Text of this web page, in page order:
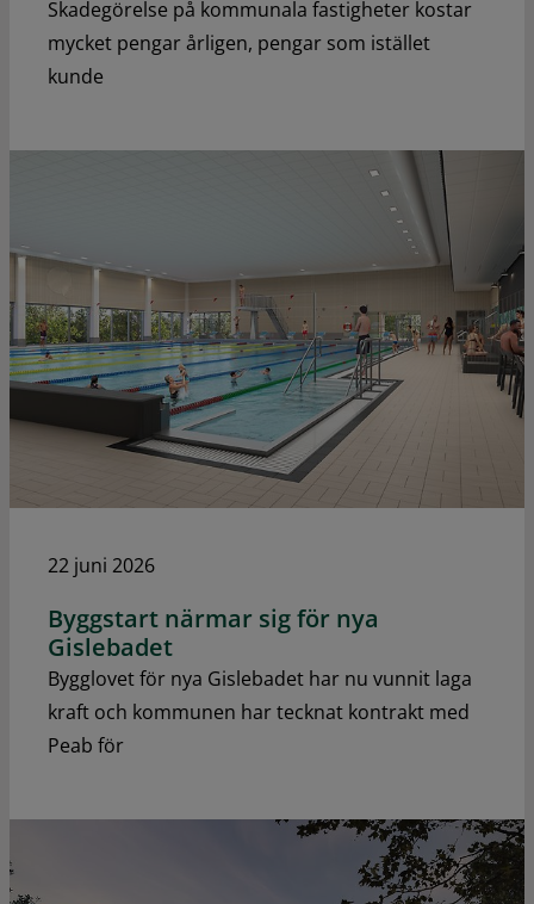
Skadegörelse på kommunala fastigheter kostar
mycket pengar årligen, pengar som istället
kunde
22 juni 2026
Byggstart närmar sig för nya
Gislebadet
Bygglovet för nya Gislebadet har nu vunnit laga
kraft och kommunen har tecknat kontrakt med
Peab för